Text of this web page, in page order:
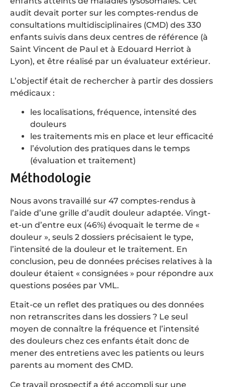
audit devait porter sur les comptes-rendus de
consultations multidisciplinaires (CMD) des 330
enfants suivis dans deux centres de référence (à
Saint Vincent de Paul et à Edouard Herriot à
Lyon), et être réalisé par un évaluateur extérieur.
L’objectif était de rechercher à partir des dossiers
médicaux :
les localisations, fréquence, intensité des
douleurs
les traitements mis en place et leur efficacité
l’évolution des pratiques dans le temps
(évaluation et traitement)
Méthodologie
Nous avons travaillé sur 47 comptes-rendus à
l’aide d’une grille d’audit douleur adaptée. Vingt-
et-un d’entre eux (46%) évoquait le terme de «
douleur », seuls 2 dossiers précisaient le type,
l’intensité de la douleur et le traitement. En
conclusion, peu de données précises relatives à la
douleur étaient « consignées » pour répondre aux
questions posées par VML.
Etait-ce un reflet des pratiques ou des données
non retranscrites dans les dossiers ? Le seul
moyen de connaître la fréquence et l’intensité
des douleurs chez ces enfants était donc de
mener des entretiens avec les patients ou leurs
parents au moment des CMD.
Ce travail prospectif a été accompli sur une